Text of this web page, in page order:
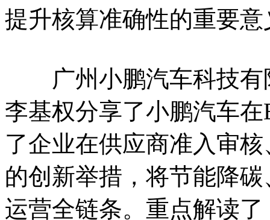
提升核算准确性的重要意
广州小鹏汽车科技有
李基权分享了小鹏汽车
了企业在供应商准入审
的创新举措，将节能降
运营全链条。重点解读了